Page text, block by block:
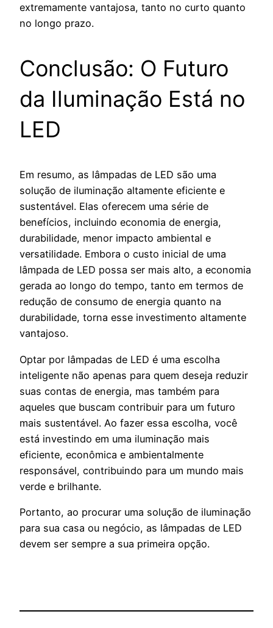
extremamente vantajosa, tanto no curto quanto
no longo prazo.
Conclusão: O Futuro
da Iluminação Está no
LED
Em resumo, as lâmpadas de LED são uma
solução de iluminação altamente eficiente e
sustentável. Elas oferecem uma série de
benefícios, incluindo economia de energia,
durabilidade, menor impacto ambiental e
versatilidade. Embora o custo inicial de uma
lâmpada de LED possa ser mais alto, a economia
gerada ao longo do tempo, tanto em termos de
redução de consumo de energia quanto na
durabilidade, torna esse investimento altamente
vantajoso.
Optar por lâmpadas de LED é uma escolha
inteligente não apenas para quem deseja reduzir
suas contas de energia, mas também para
aqueles que buscam contribuir para um futuro
mais sustentável. Ao fazer essa escolha, você
está investindo em uma iluminação mais
eficiente, econômica e ambientalmente
responsável, contribuindo para um mundo mais
verde e brilhante.
Portanto, ao procurar uma solução de iluminação
para sua casa ou negócio, as lâmpadas de LED
devem ser sempre a sua primeira opção.